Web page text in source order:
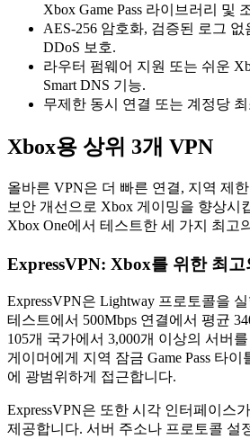
Xbox Game Pass 라이브러리 및
AES-256 암호화, 검증된 로그
DDoS 보호.
라우터 펌웨어 지원 또는 쉬운
Smart DNS 기능.
무제한 동시 연결 또는 계정당
Xbox용 상위 3개 VPN
올바른 VPN은 더 빠른 연결, 지역 제
보안 개선으로 Xbox 게이밍을 향상시
Xbox One에서 테스트한 세 가지 최고
ExpressVPN: Xbox를 위한 최고
ExpressVPN은 Lightway 프로토콜을
테스트에서 500Mbps 연결에서 평균
105개 국가에서 3,000개 이상의 서버
게이머에게 지역 잠금 Game Pass 타
에 광범위하게 접근합니다.
ExpressVPN은 또한 시각 인터페이스
제공합니다. 서버 주소나 프로토콜 설